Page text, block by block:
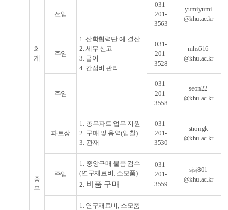
회
계
선임
1. 산학협력단 예·결산
2. 세무 신고
3. 급여
4. 간접비 관리
031-
201-
3563
yumiyumi
@khu.ac.kr
주임
031-
201-
3528
mhs616
@khu.ac.kr
주임
031-
201-
3558
seon22
@khu.ac.kr
총
무
파트장
1. 총무파트 업무 지원
2. 구매 및 용역(입찰)
3. 관재
031-
201-
3530
strongk
@khu.ac.kr
주임
1. 중앙구매 물품 검수
(연구재료비, 소모품)
2. 비품 구매
031-
201-
3559
sjsj801
@khu.ac.kr
1. 연구재료비 , 소모품